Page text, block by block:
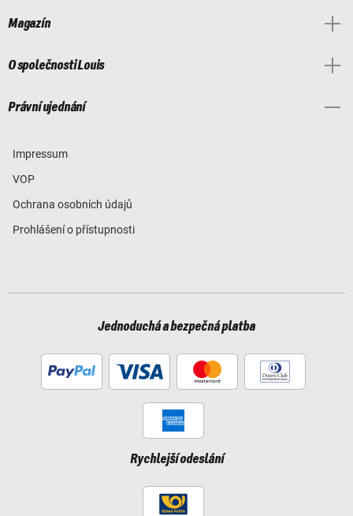
Magazín
O společnosti Louis
Právní ujednání
Impressum
VOP
Ochrana osobních údajů
Prohlášení o přístupnosti
Jednoduchá a bezpečná platba
Rychlejší odeslání